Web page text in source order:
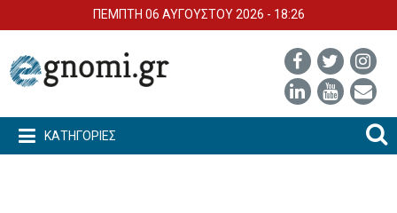
ΠΕΜΠΤΗ 06 ΑΥΓΟΥΣΤΟΥ 2026 - 18:26
ΚΑΤΗΓΟΡΙΕΣ